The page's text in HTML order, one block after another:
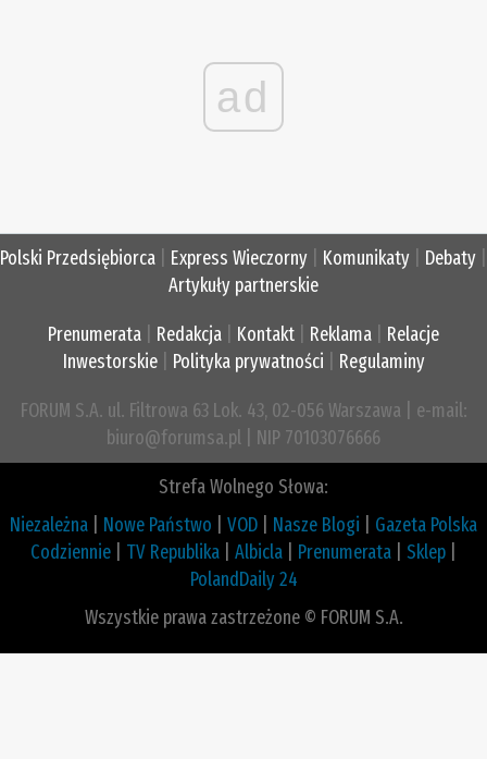
ad
Polski Przedsiębiorca Express Wieczorny Komunikaty Debaty
Artykuły partnerskie
Prenumerata Redakcja Kontakt Reklama
Relacje
Inwestorskie| Polityka prywatności Regulaminy
FORUM S.A. ul. Filtrowa 63 Lok. 43, 02-056 Warszawa | e-mail:
biuro@forumsa.pl | NIP 70103076666
Strefa Wolnego Słowa:
Niezależna
Nowe Państwo VOD Nasze Blogi
Gazeta Polska
Codziennie
TV Republika Albicla Prenumerata Sklep
PolandDaily 24
Wszystkie prawa zastrzeżone © FORUM S.A.